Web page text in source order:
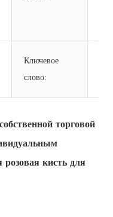
Ключевое
слово:
торговой
розовая кисть для